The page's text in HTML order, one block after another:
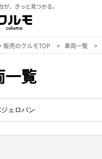
が、きっと見つかる。
販売のクルモTOP > 車両一覧 >
一覧